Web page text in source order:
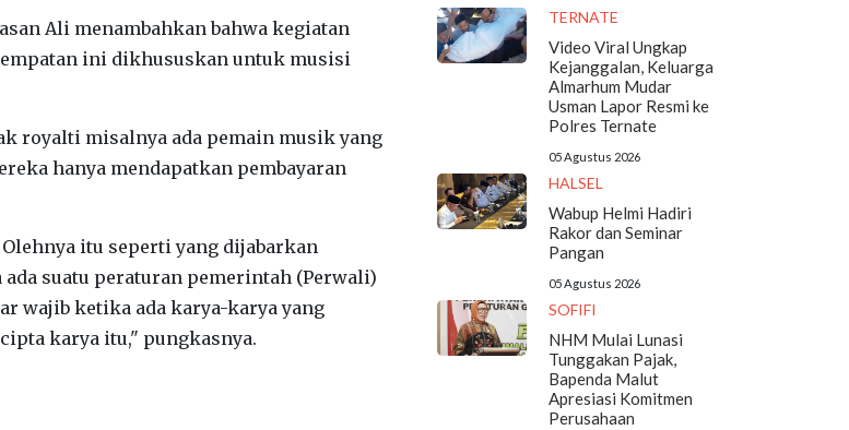
Ali menambahkan bahwa kegiatan
ini dikhususkan untuk musisi
royalti misalnya ada pemain musik yang
hanya mendapatkan pembayaran
itu seperti yang dijabarkan
ada suatu peraturan pemerintah (Perwali)
wajib ketika ada karya-karya yang
karya itu," pungkasnya.
TERNATE
Video Viral Ungkap
Kejanggalan, Keluarga
Almarhum Mudar
Usman Lapor Resmi ke
Polres Ternate
05 Agustus 2026
HALSEL
Wabup Helmi Hadiri
Rakor dan Seminar
Pangan
05 Agustus 2026
SOFIFI
NHM Mulai Lunasi
Tunggakan Pajak,
Bapenda Malut
Apresiasi Komitmen
Perusahaan